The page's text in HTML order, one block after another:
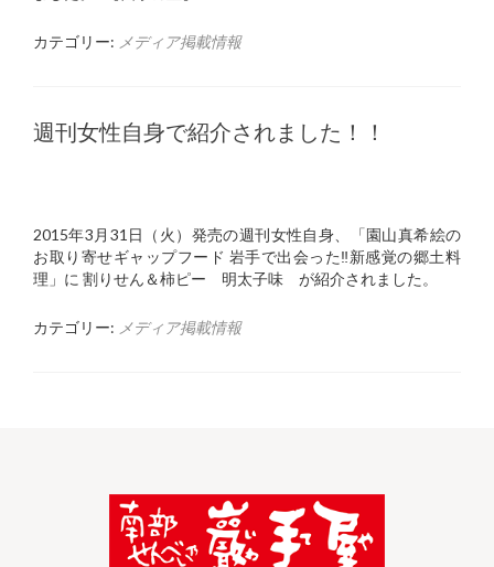
カテゴリー: メディア掲載情報
週刊女性自身で紹介されました！！
2015年3月31日（火）発売の週刊女性自身、「園山真希絵の
お取り寄せギャップフード 岩手で出会った‼︎新感覚の郷土料
理」に 割りせん＆柿ピー 明太子味 が紹介されました。
カテゴリー: メディア掲載情報